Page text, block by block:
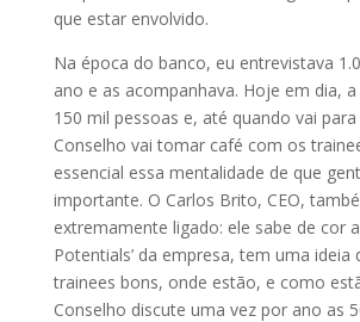
que estar envolvido.
Na época do banco, eu entrevistava
ano e as acompanhava. Hoje em dia,
150 mil pessoas e, até quando vai para
Conselho vai tomar café com os
essencial essa mentalidade de que
importante. O Carlos Brito, CEO,
extremamente ligado: ele sabe de cor a
Potentials’ da empresa, tem uma ideia
trainees bons, onde estão, e como
Conselho discute uma vez por ano as